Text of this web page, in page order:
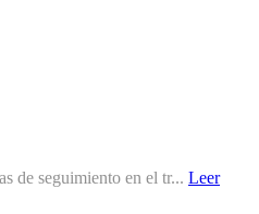
de seguimiento en el tr... Leer